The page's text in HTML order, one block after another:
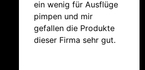
ein wenig für Ausflüge
pimpen und mir
gefallen die Produkte
dieser Firma sehr gut.